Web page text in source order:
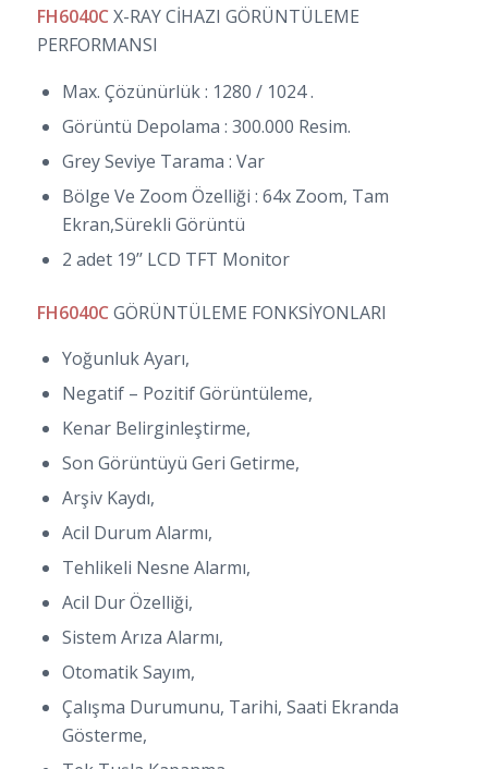
FH6040C X-RAY CİHAZI GÖRÜNTÜLEME
PERFORMANSI
Max. Çözünürlük : 1280 / 1024 .
Görüntü Depolama : 300.000 Resim.
Grey Seviye Tarama : Var
Bölge Ve Zoom Özelliği : 64x Zoom, Tam
Ekran,Sürekli Görüntü
2 adet 19’’ LCD TFT Monitor
FH6040C GÖRÜNTÜLEME FONKSİYONLARI
Yoğunluk Ayarı,
Negatif – Pozitif Görüntüleme,
Kenar Belirginleştirme,
Son Görüntüyü Geri Getirme,
Arşiv Kaydı,
Acil Durum Alarmı,
Tehlikeli Nesne Alarmı,
Acil Dur Özelliği,
Sistem Arıza Alarmı,
Otomatik Sayım,
Çalışma Durumunu, Tarihi, Saati Ekranda
Gösterme,